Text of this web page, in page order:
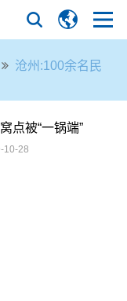
沧州:100余名民
点被“一锅端”
10-28